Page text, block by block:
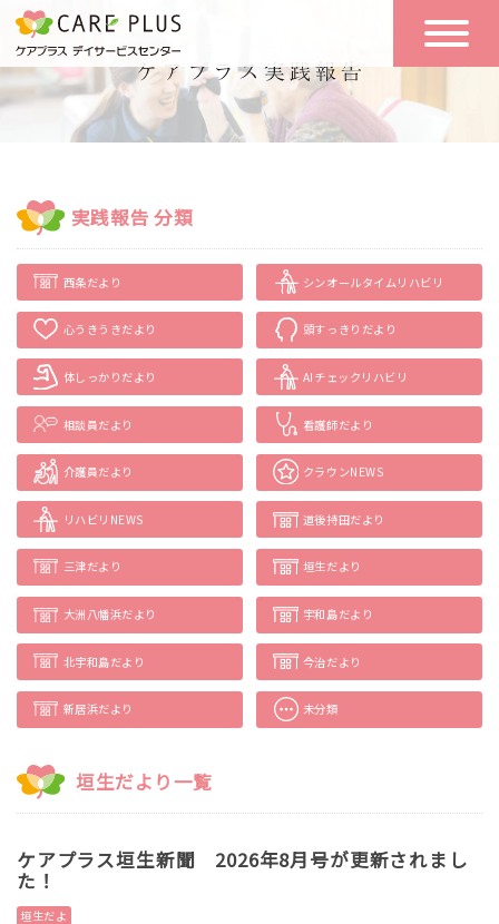
こんな方に
おすすめ
一日の流れ
一日体験
リクルート
お問い合わせ
実践報告 分類
西条だより シンオールタイムリハビリ
心うきうきだより 頭すっきりだより
体しっかりだより AIチェックリハビリ
相談員だより 看護師だより
介護員だより クラウンNEWS
リハビリNEWS 道後持田だより
三津だより 垣生だより
大洲八幡浜だより 宇和島だより
北宇和島だより 今治だより
新居浜だより 未分類
垣生だより一覧
ケアプラス垣生新聞 2026年8月号が更新されまし
た！
垣生だよ